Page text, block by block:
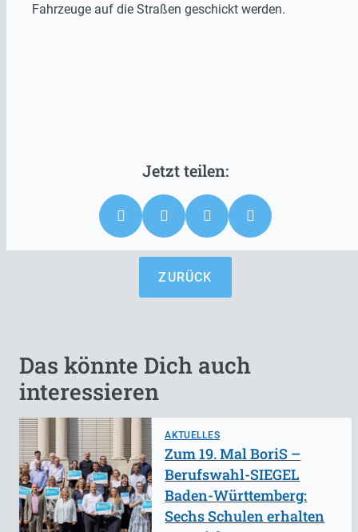
Fahrzeuge auf die Straßen geschickt werden.
ZURÜCK
Das könnte Dich auch
interessieren
AKTUELLES
Zum 19. Mal BoriS –
Berufswahl-SIEGEL
Baden-Württemberg:
Sechs Schulen erhalten